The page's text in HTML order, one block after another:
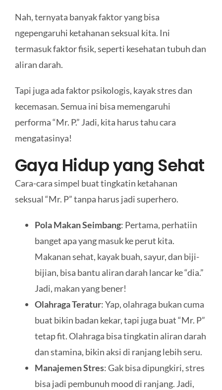
Nah, ternyata banyak faktor yang bisa
ngepengaruhi ketahanan seksual kita. Ini
termasuk faktor fisik, seperti kesehatan tubuh dan
aliran darah.
Tapi juga ada faktor psikologis, kayak stres dan
kecemasan. Semua ini bisa memengaruhi
performa “Mr. P.” Jadi, kita harus tahu cara
mengatasinya!
Gaya Hidup yang Sehat
Cara-cara simpel buat tingkatin ketahanan
seksual “Mr. P” tanpa harus jadi superhero.
Pola Makan Seimbang: Pertama, perhatiin
banget apa yang masuk ke perut kita.
Makanan sehat, kayak buah, sayur, dan biji-
bijian, bisa bantu aliran darah lancar ke “dia.”
Jadi, makan yang bener!
Olahraga Teratur: Yap, olahraga bukan cuma
buat bikin badan kekar, tapi juga buat “Mr. P”
tetap fit. Olahraga bisa tingkatin aliran darah
dan stamina, bikin aksi di ranjang lebih seru.
Manajemen Stres: Gak bisa dipungkiri, stres
bisa jadi pembunuh mood di ranjang. Jadi,